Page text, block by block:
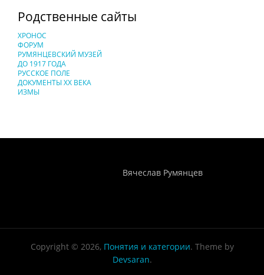
Родственные сайты
ХРОНОС
ФОРУМ
РУМЯНЦЕВСКИЙ МУЗЕЙ
ДО 1917 ГОДА
РУССКОЕ ПОЛЕ
ДОКУМЕНТЫ XX ВЕКА
ИЗМЫ
Вячеслав Румянцев
Copyright © 2026, Понятия и категории. Theme by
Devsaran.